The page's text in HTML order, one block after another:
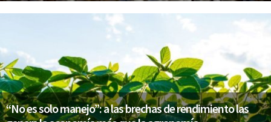
“No es solo manejo”: a las brechas de rendimiento las